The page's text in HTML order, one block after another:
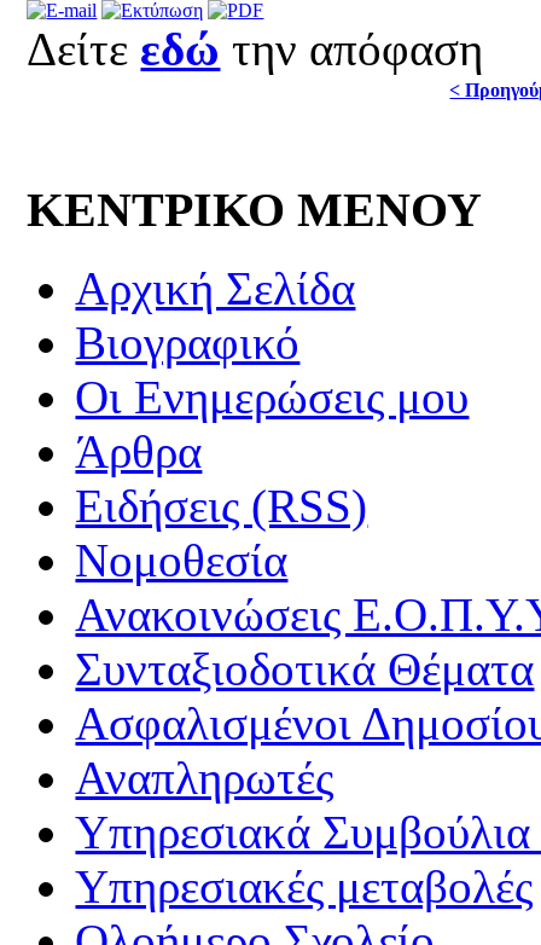
Δείτε εδώ την απόφαση
<
ΚΕΝΤΡΙΚΟ ΜΕΝΟΥ
Αρχική Σελίδα
Βιογραφικό
Οι Ενημερώσεις μου
Άρθρα
Ειδήσεις (RSS)
Νομοθεσία
Ανακοινώσεις
Συνταξιοδοτικά Θέματα
Ασφαλισμένοι
Αναπληρωτές
Υπηρεσιακά
Υπηρεσιακές μεταβολές